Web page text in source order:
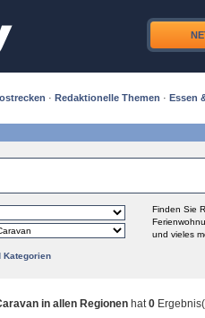
· Redaktionelle Themen · Essen
Finden Sie
und vieles
Kategorien
in allen Regionen hat0